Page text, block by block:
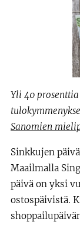
Yli 40
Sanomien
Sinkkujen
Maailmalla
päivä on yksi
ostospäivistä.